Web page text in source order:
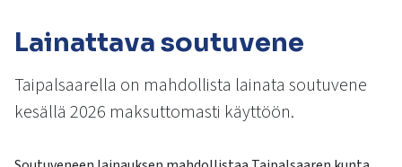
ja
pyyhkäisyliikkeitä.
Lainattava soutuvene
Taipalsaarella on mahdollista lainata soutuvene
kesällä 2026 maksuttomasti käyttöön.